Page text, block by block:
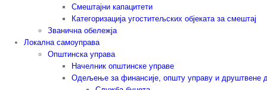
Смештајни капацитети
Категоризација угоститељских објеката за смештај
Званична обележја
Локална самоуправа
Општинска управа
Начелник општинске управе
Одељење за финансије, општу управу и друштвене